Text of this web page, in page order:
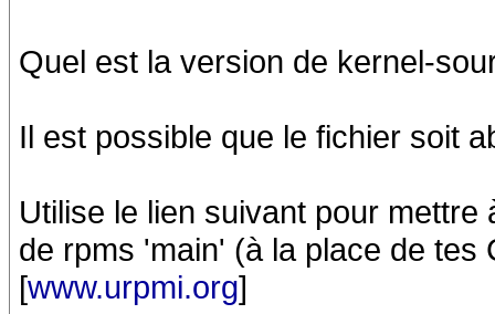
Quel est la version de kernel-
Il est possible que le fichier soit
Utilise le lien suivant pour
de rpms 'main' (à la place de tes
[www.urpmi.org]